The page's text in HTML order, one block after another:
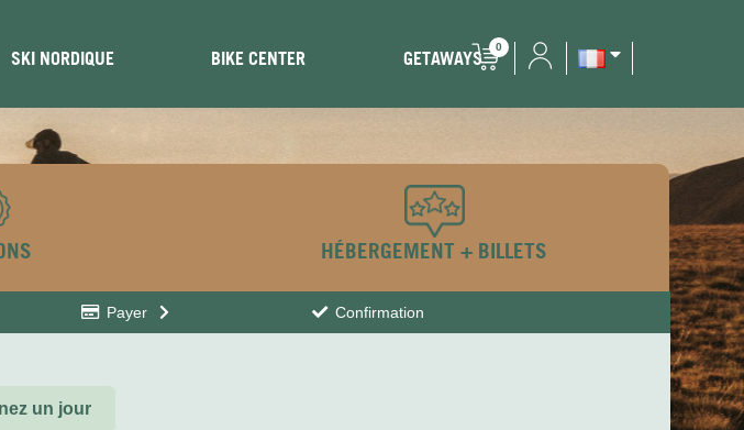
SKI NORDIQUE BIKE CENTER GETAWAYS
0
HÉBERGEMENT + BILLETS
Payer Confirmation
un jour